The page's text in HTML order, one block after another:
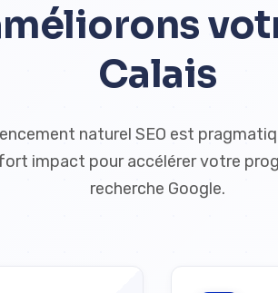
Calais
naturel SEO est
impact pour accélérer votre
recherche Google.